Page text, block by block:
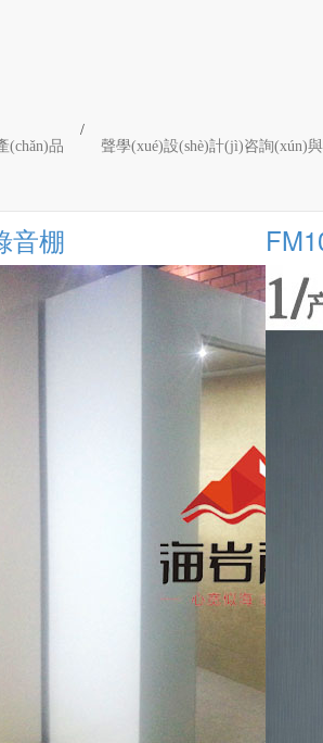
(chǎn)品
/
聲學(xué)設(shè)計(jì)咨詢(xún)
音棚